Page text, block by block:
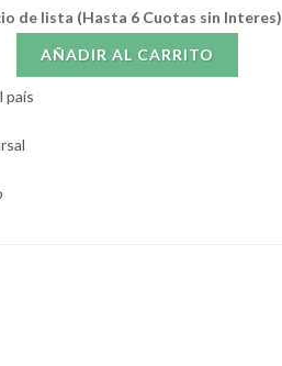
de lista (Hasta 6 Cuotas sin Interes)
AÑADIR AL CARRITO
país